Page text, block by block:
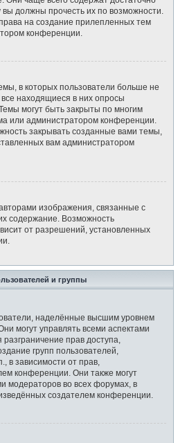
должны прочесть их по возможности.
на создание прилепленных тем
конференции.
в которых пользователи больше не
находящиеся в них опросы
могут быть закрыты по многим
или администратором конференции.
закрывать созданные вами темы,
вам администратором
изображения, связанные с
содержание. Возможность
от разрешений, установленных
и группы
наделённые высшим уровнем
могут управлять всеми аспектами
прав доступа,
групп пользователей,
в зависимости от прав,
конференции. Они также могут
модераторов во всех форумах, в
создателем конференции.